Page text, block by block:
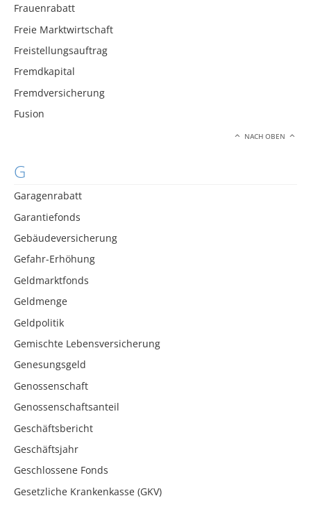
Frauenrabatt
Freie Marktwirtschaft
Freistellungsauftrag
Fremdkapital
Fremdversicherung
Fusion
NACH OBEN
G
Garagenrabatt
Garantiefonds
Gebäudeversicherung
Gefahr-Erhöhung
Geldmarktfonds
Geldmenge
Geldpolitik
Gemischte Lebensversicherung
Genesungsgeld
Genossenschaft
Genossenschaftsanteil
Geschäftsbericht
Geschäftsjahr
Geschlossene Fonds
Gesetzliche Krankenkasse (GKV)